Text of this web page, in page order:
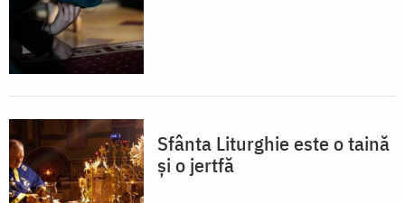
Sfânta Liturghie este o taină
și o jertfă